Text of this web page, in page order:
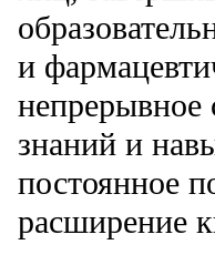
и
непрерывное
знаний и
постоянное
расширение